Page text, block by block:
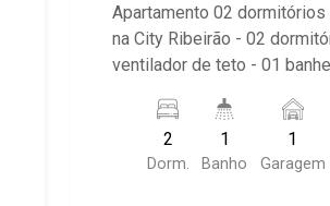
Apartamento 02 dormitórios
na City Ribeirão - 02 dormitórios -
ventilador de teto - 01 banheiros com
ambientes - Cozinha americana -
de serviço - 01 vagas de
Condomínio com portaria
2
Dorm.
1
Banho
1
Garagem